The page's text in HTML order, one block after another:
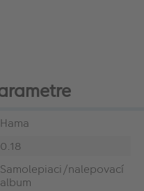
Hama
0.18
Samolepiaci/nalepovací
album